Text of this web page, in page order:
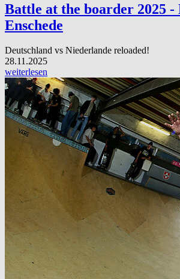
Battle at the boarder 2025
Enschede
Deutschland vs Niederlande reloaded!
28.11.2025
weiterlesen